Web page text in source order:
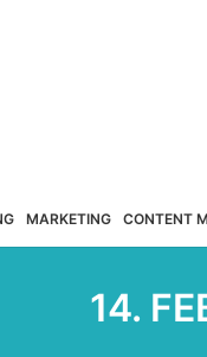
MARKETING CONTENT
14.